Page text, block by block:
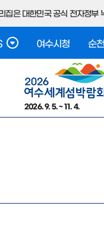
집은 대한민국 공식 전자정부
여수시청 순
2026. 9. 5. ~ 11. 4.